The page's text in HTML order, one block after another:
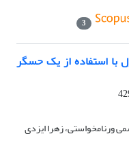
3
با استفاده از یک حسگر
ورنامخواستی، زهرا ایزدی